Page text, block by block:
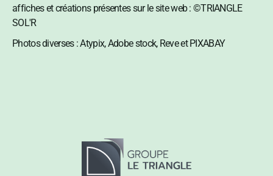
affiches et créations présentes sur le site web : ©TRIANGLE
SOL'R
Photos diverses : Atypix, Adobe stock, Reve et PIXABAY